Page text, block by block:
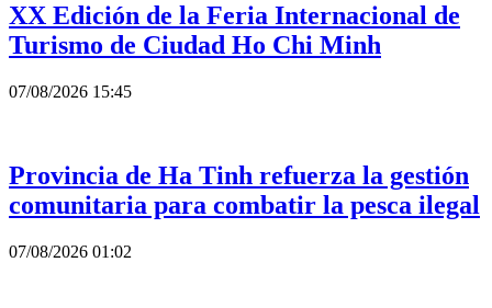
XX Edición de la Feria Internacional de
Turismo de Ciudad Ho Chi Minh
07/08/2026 15:45
Provincia de Ha Tinh refuerza la gestión
comunitaria para combatir la pesca ilegal
07/08/2026 01:02